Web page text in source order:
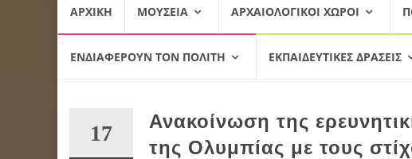
content
ΑΡΧΙΚΉ ΜΟΥΣΕΊΑ ΑΡΧΑΙΟΛΟΓΙΚΟΊ ΧΏΡΟΙ
ΕΝΔΙΑΦΈΡΟΥΝ ΤΟΝ ΠΟΛΊΤΗ ΕΚΠΑΙΔΕΥΤΙΚΈΣ ΔΡΆΣΕΙΣ
17
Ανακοίνωση της
της Ολυμπίας με τους